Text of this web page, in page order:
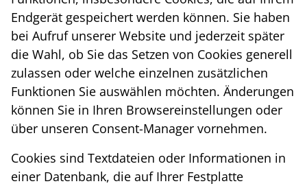
Endgerät gespeichert werden können. Sie haben
bei Aufruf unserer Website und jederzeit später
die Wahl, ob Sie das Setzen von Cookies generell
zulassen oder welche einzelnen zusätzlichen
Funktionen Sie auswählen möchten. Änderungen
können Sie in Ihren Browsereinstellungen oder
über unseren Consent-Manager vornehmen.
Cookies sind Textdateien oder Informationen in
einer Datenbank, die auf Ihrer Festplatte